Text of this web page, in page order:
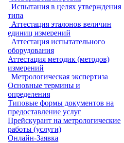
Испытания в целях утверждения
типа
Аттестация эталонов величин
единиц измерений
Аттестация испытательного
оборудования
Аттестация методик (методов)
измерений
Метрологическая экспертиза
Основные термины и
определения
Типовые формы документов на
предоставление услуг
Прейскурант на метрологические
работы (услуги)
Онлайн-Заявка